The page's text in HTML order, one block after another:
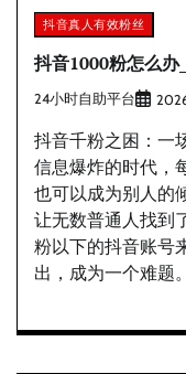
抖音真人有效粉丝
抖音1000粉怎么办
24小时自助平台
抖音千粉之困：一
信息爆炸的时代，
也可以成为别人的
让无数普通人找到
粉以下的抖音账号
出，成为一个难题